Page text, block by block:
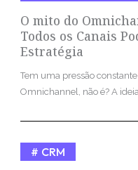
O mito do
Todos os Canais
Estratégia
Tem uma pressão
Omnichannel, não é? A
CRM